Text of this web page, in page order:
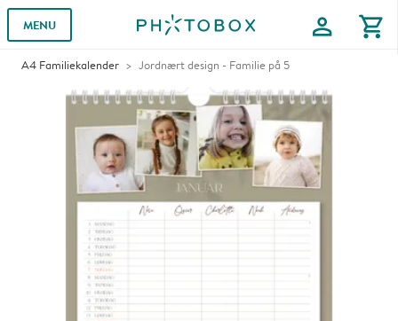
MENU profile shopping_cart
A4 Familiekalender Jordnært design - Familie på 5